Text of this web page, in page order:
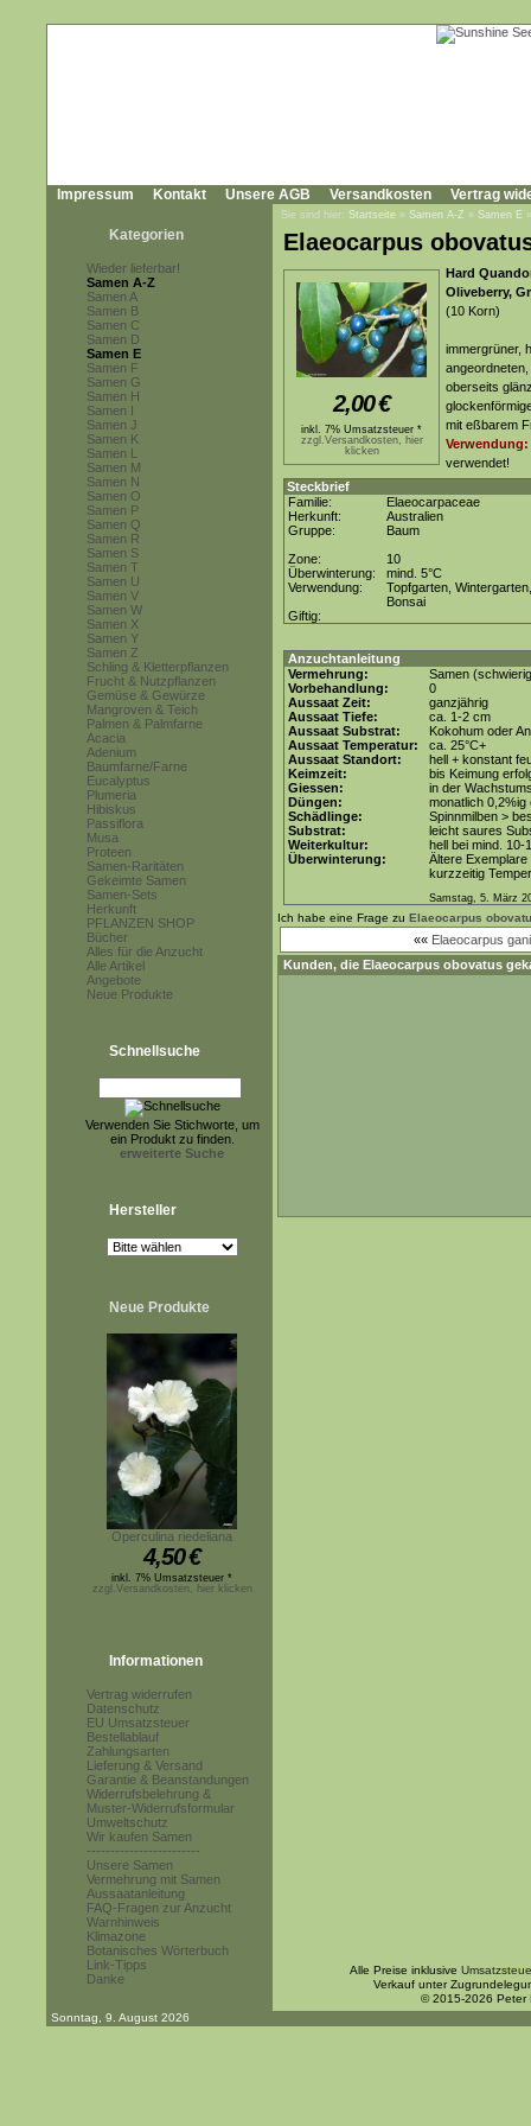
Impressum Kontakt Unsere AGB Versandkosten Vertrag
Kategorien
Wieder lieferbar!
Samen A-Z
Samen A
Samen B
Samen C
Samen D
Samen E
Samen F
Samen G
Samen H
Samen I
Samen J
Samen K
Samen L
Samen M
Samen N
Samen O
Samen P
Samen Q
Samen R
Samen S
Samen T
Samen U
Samen V
Samen W
Samen X
Samen Y
Samen Z
Schling & Kletterpflanzen
Frucht & Nutzpflanzen
Gemüse & Gewürze
Mangroven & Teich
Palmen & Palmfarne
Acacia
Adenium
Baumfarne/Farne
Eucalyptus
Plumeria
Hibiskus
Passiflora
Musa
Proteen
Samen-Raritäten
Gekeimte Samen
Samen-Sets
Herkunft
PFLANZEN SHOP
Bücher
Alles für die Anzucht
Alle Artikel
Angebote
Neue Produkte
Schnellsuche
Verwenden Sie Stichworte, um
ein Produkt zu finden.
erweiterte Suche
Hersteller
Neue Produkte
Operculina riedeliana
4,50€
inkl. 7% Umsatzsteuer *
zzgl.Versandkosten, hier klicken
Informationen
Vertrag widerrufen
Datenschutz
EU Umsatzsteuer
Bestellablauf
Zahlungsarten
Lieferung & Versand
Garantie & Beanstandungen
Widerrufsbelehrung &
Muster-Widerrufsformular
Umweltschutz
Wir kaufen Samen
------------------------
Unsere Samen
Vermehrung mit Samen
Aussaatanleitung
FAQ-Fragen zur Anzucht
Warnhinweis
Klimazone
Botanisches Wörterbuch
Link-Tipps
Danke
Sie sind hier: Startseite » Samen A-Z » Samen E
Elaeocarpus
2,00€
inkl. 7% Umsatzsteuer *
zzgl.Versandkosten, hier
klicken
Hard
Oliveberry,
(10 Korn)
immergrüner,
oberseits
mit eßbarem
Verwendung:
verwendet!
Steckbrief
Familie:
Elaeocarpaceae
Herkunft:
Australien
Gruppe:
Baum
Zone:
10
Überwinterung:
mind. 5°C
Verwendung:
Topfgarten, Wintergarten,
Bonsai
Giftig:
Anzuchtanleitung
Vermehrung:
Samen
Vorbehandlung:
0
Aussaat Zeit:
ganzjährig
Aussaat Tiefe:
ca. 1-2 cm
Aussaat Substrat:
Kokohum oder
Aussaat Temperatur:
ca. 25°C+
Aussaat Standort:
hell + konstant
Keimzeit:
bis Keimung
Giessen:
in der
Düngen:
monatlich
Schädlinge:
Spinnmilben >
Substrat:
leicht saures
Weiterkultur:
hell bei mind. 10-
Überwinterung:
Ältere
kurzzeitig
Samstag, 5. März
Ich habe eine Frage zu Elaeocarpus
«« Elaeocarpus
Kunden, die Elaeocarpus obovatus
Alle Preise inklusive
Verkauf unter
© 2015-2026 Peter
Sonntag, 9. August 2026